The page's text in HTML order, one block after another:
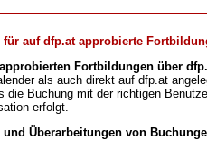
für auf dfp.at approbierte
Fortbildungen über
als auch direkt auf dfp.at
die Buchung mit der richtigen
erfolgt.
Überarbeitungen von